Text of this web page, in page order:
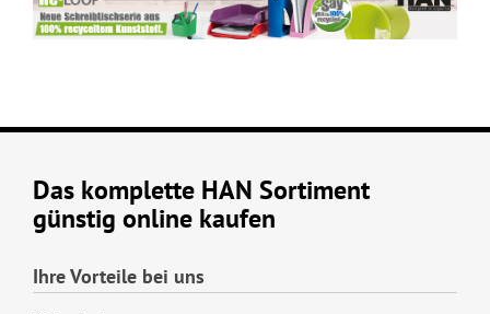
Das komplette HAN Sortiment
günstig online kaufen
Ihre Vorteile bei uns